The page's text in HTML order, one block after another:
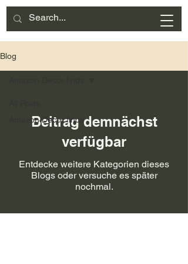
Blog
Amazon Decor finds
Beitrag demnächst
verfügbar
Entdecke weitere Kategorien dieses
Blogs oder versuche es später
nochmal.